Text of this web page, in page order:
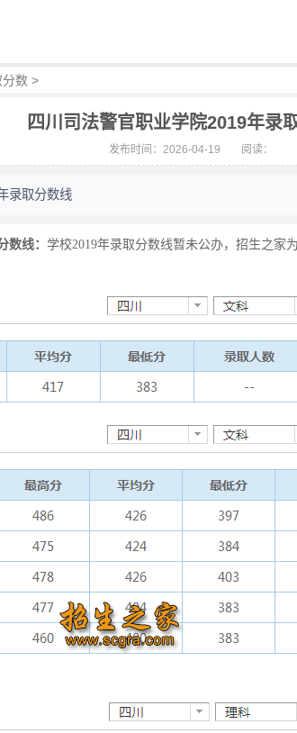
分数 >
四川司法警官职业学院2019年录
发布时间：2026-04-19 阅读：
录取分数线
数线： 学校2019年录取分数线暂未公办，招生之家